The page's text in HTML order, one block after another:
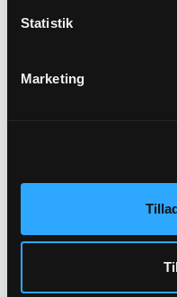
Statistik
Marketing
Kirkeværge,